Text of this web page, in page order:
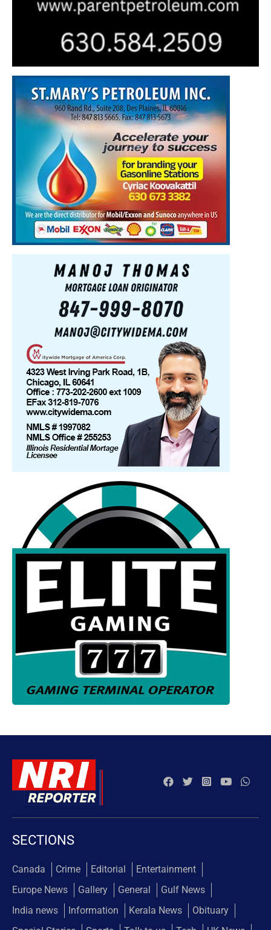
SECTIONS
Canada Crime Editorial
Entertainment
Europe News
Gallery General
Gulf News
India news
Information Kerala News
Obituary